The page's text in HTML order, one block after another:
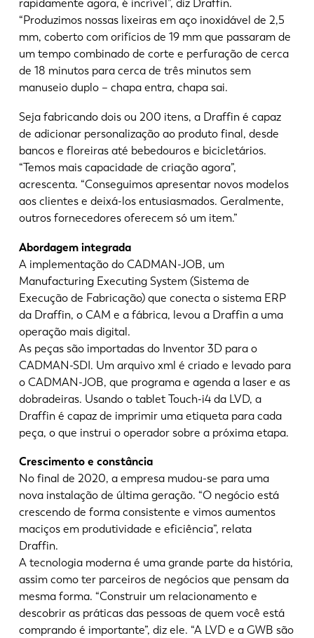
rapidamente agora, é incrível”, diz Draffin.
“Produzimos nossas lixeiras em aço inoxidável de 2,5
mm, coberto com orifícios de 19 mm que passaram de
um tempo combinado de corte e perfuração de cerca
de 18 minutos para cerca de três minutos sem
manuseio duplo – chapa entra, chapa sai.
Seja fabricando dois ou 200 itens, a Draffin é capaz
de adicionar personalização ao produto final, desde
bancos e floreiras até bebedouros e bicicletários.
“Temos mais capacidade de criação agora”,
acrescenta. “Conseguimos apresentar novos modelos
aos clientes e deixá-los entusiasmados. Geralmente,
outros fornecedores oferecem só um item.”
Abordagem integrada
A implementação do CADMAN-JOB, um
Manufacturing Executing System (Sistema de
Execução de Fabricação) que conecta o sistema ERP
da Draffin, o CAM e a fábrica, levou a Draffin a uma
operação mais digital.
As peças são importadas do Inventor 3D para o
CADMAN-SDI. Um arquivo xml é criado e levado para
o CADMAN-JOB, que programa e agenda a laser e as
dobradeiras. Usando o tablet Touch-i4 da LVD, a
Draffin é capaz de imprimir uma etiqueta para cada
peça, o que instrui o operador sobre a próxima etapa.
Crescimento e constância
No final de 2020, a empresa mudou-se para uma
nova instalação de última geração. “O negócio está
crescendo de forma consistente e vimos aumentos
maciços em produtividade e eficiência”, relata
Draffin.
A tecnologia moderna é uma grande parte da história,
assim como ter parceiros de negócios que pensam da
mesma forma. “Construir um relacionamento e
descobrir as práticas das pessoas de quem você está
comprando é importante”, diz ele. “A LVD e a GWB são